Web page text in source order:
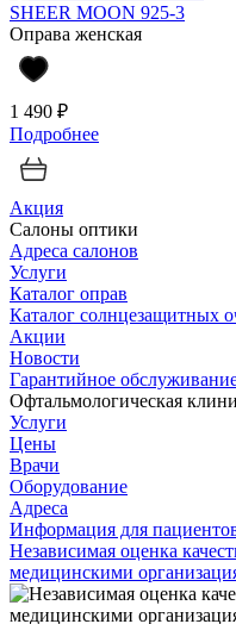
SHEER MOON 925-3
Оправа женская
1 490 ₽
Подробнее
Акция
Салоны оптики
Адреса салонов
Услуги
Каталог оправ
Каталог солнцезащитных
Акции
Новости
Гарантийное
Офтальмологическая
Услуги
Цены
Врачи
Оборудование
Адреса
Информация для
Независимая оценка
медицинскими